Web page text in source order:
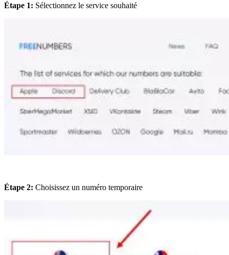
Étape 1: Sélectionnez le service souhaité
Étape 2: Choisissez un numéro temporaire